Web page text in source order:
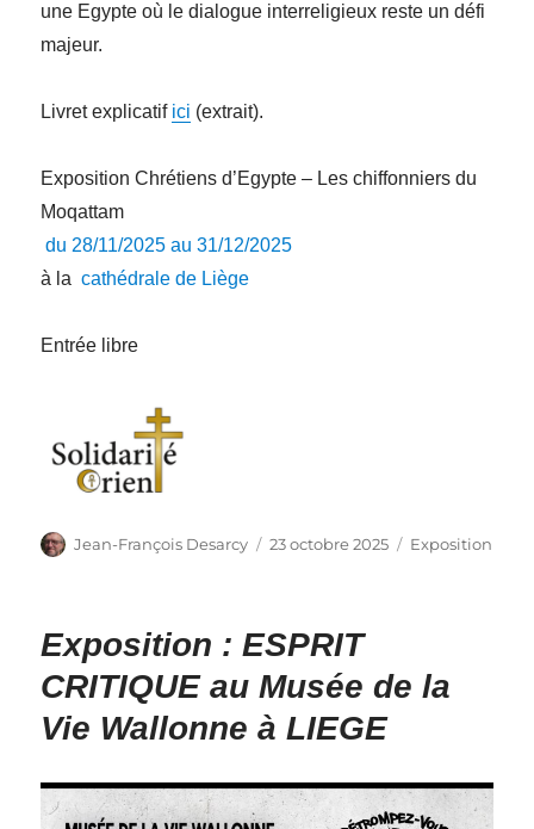
une Egypte où le dialogue interreligieux reste un défi
majeur.
Livret explicatif ici (extrait).
Exposition Chrétiens d’Egypte – Les chiffonniers du
Moqattam
du 28/11/2025 au 31/12/2025
à la cathédrale de Liège
Entrée libre
Auteur
Jean-François Desarcy
Publié
23 octobre 2025 Catégories
Exposition
Exposition : ESPRIT
CRITIQUE au Musée de la
Vie Wallonne à LIEGE